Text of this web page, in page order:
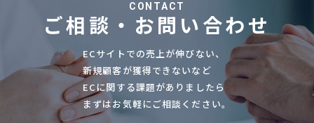
CONTACT
ご相談・お問い合わせ
ECサイトでの売上が伸びない、
新規顧客が獲得できないなど
ECに関する課題がありましたら
まずはお気軽にご相談ください。